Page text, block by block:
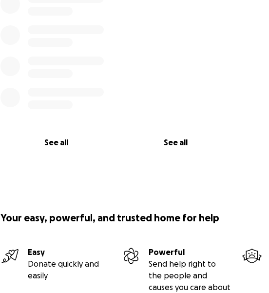
See all See all
Your easy, powerful, and trusted home for help
Easy
Donate quickly and
easily
Powerful
Send help right to
the people and
causes you care about